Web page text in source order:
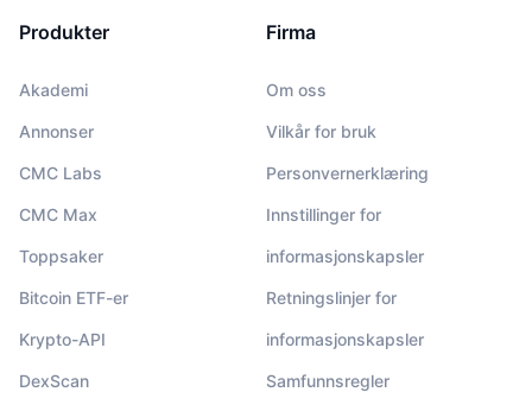
Produkter
Akademi
Annonser
CMC Labs
CMC Max
Toppsaker
Bitcoin ETF-er
Krypto-API
DexScan
Firma
Om oss
Vilkår for bruk
Personvernerklæring
Innstillinger for
informasjonskapsler
Retningslinjer for
informasjonskapsler
Samfunnsregler